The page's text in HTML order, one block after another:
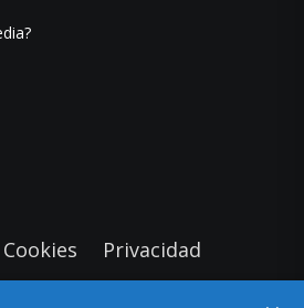
Cookies Privacidad
© 2026Economipedia